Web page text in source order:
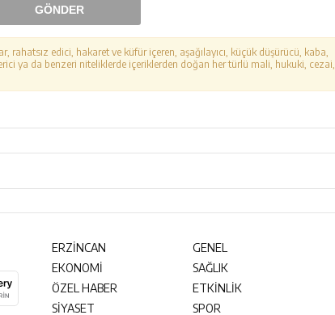
GÖNDER
rahatsız edici, hakaret ve küfür içeren, aşağılayıcı, küçük düşürücü, kaba,
ya da benzeri niteliklerde içeriklerden doğan her türlü mali, hukuki, cezai,
ERZİNCAN
GENEL
EKONOMİ
SAĞLIK
ÖZEL HABER
ETKİNLİK
SİYASET
SPOR